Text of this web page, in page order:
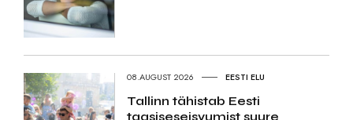
08.AUGUST 2026 EESTI ELU
Tallinn tähistab Eesti
taasiseseisvumist suure